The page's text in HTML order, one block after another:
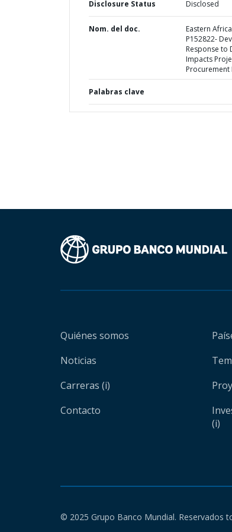
Disclosure Status Disclosed
Nom. del doc.
Eastern Africa
P152822-
Response to
Impacts
Procurement
Palabras clave
Quiénes somos
Noticias
Carreras (i)
Contacto
(i)
© 2025 Grupo Banco Mundial. Reservados